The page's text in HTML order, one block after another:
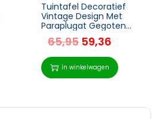
Tuintafel Decoratief
Vintage Design Met
Paraplugat Gegoten
Aluminium Kleur: Brons
54 X 54 X 52,5 Cm
65,95 59,36
In winkelwagen